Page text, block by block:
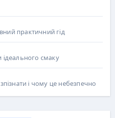
практичний гід
ідеального смаку
і чому це небезпечно